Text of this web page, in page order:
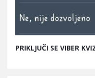
PRIKLJUČI SE VIBER